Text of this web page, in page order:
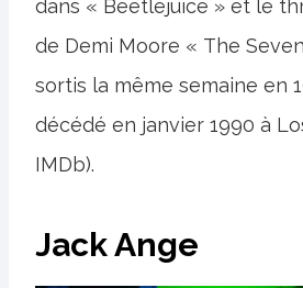
dans « Beetlejuice » et le
de Demi Moore « The
sortis la même semaine en
décédé en janvier 1990 à
IMDb).
Jack Ange